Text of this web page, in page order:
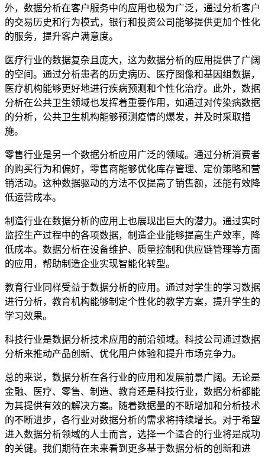
外，数据分析在客户服务中的应用也极为广泛，通过分析客户
的交易历史和行为模式，银行和投资公司能够提供更加个性化
的服务，提升客户满意度。
医疗行业的数据复杂且庞大，这为数据分析的应用提供了广阔
的空间。通过分析患者的历史病历、医疗图像和基因组数据，
医疗机构能够更好地进行疾病预测和个性化治疗。此外，数据
分析在公共卫生领域也发挥着重要作用，如通过对传染病数据
的分析，公共卫生机构能够预测疫情的爆发，并及时采取措
施。
零售行业是另一个数据分析应用广泛的领域。通过分析消费者
的购买行为和偏好，零售商能够优化库存管理、定价策略和营
销活动。这种数据驱动的方法不仅提高了销售额，还能有效降
低运营成本。
制造行业在数据分析的应用上也展现出巨大的潜力。通过实时
监控生产过程中的各项数据，制造企业能够提高生产效率，降
低成本。数据分析在设备维护、质量控制和供应链管理等方面
的应用，帮助制造企业实现智能化转型。
教育行业同样受益于数据分析的应用。通过对学生的学习数据
进行分析，教育机构能够制定个性化的教学方案，提升学生的
学习效果。
科技行业是数据分析技术应用的前沿领域。科技公司通过数据
分析来推动产品创新、优化用户体验和提升市场竞争力。
总的来说，数据分析在各行业的应用和发展前景广阔。无论是
金融、医疗、零售、制造、教育还是科技行业，数据分析都能
为其提供有效的解决方案。随着数据量的不断增加和分析技术
的不断进步，各行业对数据分析的需求将持续增长。对于希望
进入数据分析领域的人士而言，选择一个适合的行业将是成功
的关键。我们期待在未来看到更多基于数据分析的创新和进